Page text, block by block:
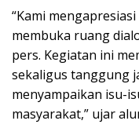
“Kami
membuka ruang
pers. Kegiatan ini
sekaligus tanggung
menyampaikan isu-
masyarakat,” ujar